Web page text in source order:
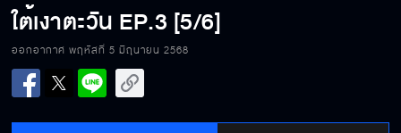
ใต้เงาตะวัน EP.3 [5/6]
ออกอากาศ พฤหัสที่ 5 มิถุนายน 2568
ใต้เงาตะวัน EP.3[1/6]